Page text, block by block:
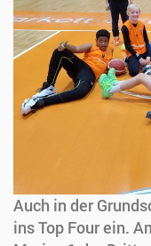
Auch in der
ins Top Four ein.